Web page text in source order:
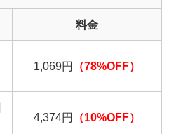
料金
1,069円 （78%OFF）
4,374円 （10%OFF）